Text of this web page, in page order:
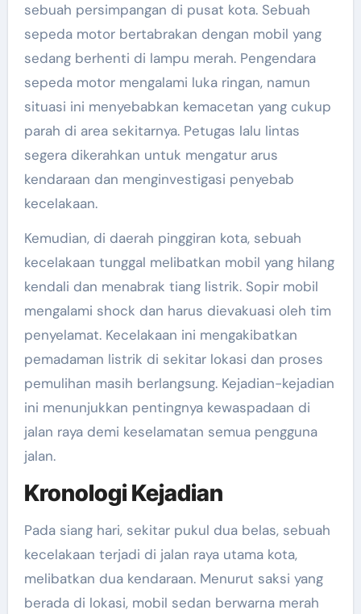
sebuah persimpangan di pusat kota. Sebuah
sepeda motor bertabrakan dengan mobil yang
sedang berhenti di lampu merah. Pengendara
sepeda motor mengalami luka ringan, namun
situasi ini menyebabkan kemacetan yang cukup
parah di area sekitarnya. Petugas lalu lintas
segera dikerahkan untuk mengatur arus
kendaraan dan menginvestigasi penyebab
kecelakaan.
Kemudian, di daerah pinggiran kota, sebuah
kecelakaan tunggal melibatkan mobil yang hilang
kendali dan menabrak tiang listrik. Sopir mobil
mengalami shock dan harus dievakuasi oleh tim
penyelamat. Kecelakaan ini mengakibatkan
pemadaman listrik di sekitar lokasi dan proses
pemulihan masih berlangsung. Kejadian-kejadian
ini menunjukkan pentingnya kewaspadaan di
jalan raya demi keselamatan semua pengguna
jalan.
Kronologi Kejadian
Pada siang hari, sekitar pukul dua belas, sebuah
kecelakaan terjadi di jalan raya utama kota,
melibatkan dua kendaraan. Menurut saksi yang
berada di lokasi, mobil sedan berwarna merah